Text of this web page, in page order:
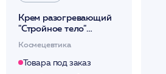
Крем разогревающий
"Стройное тело"
антицеллюлитный 400
мл /Magiray*
Космецевтика
Товара под заказ